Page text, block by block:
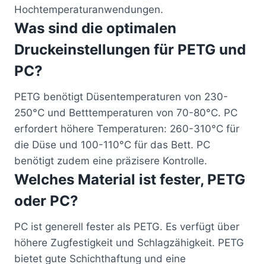
Hochtemperaturanwendungen.
Was sind die optimalen
Druckeinstellungen für PETG und
PC?
PETG benötigt Düsentemperaturen von 230-
250°C und Betttemperaturen von 70-80°C. PC
erfordert höhere Temperaturen: 260-310°C für
die Düse und 100-110°C für das Bett. PC
benötigt zudem eine präzisere Kontrolle.
Welches Material ist fester, PETG
oder PC?
PC ist generell fester als PETG. Es verfügt über
höhere Zugfestigkeit und Schlagzähigkeit. PETG
bietet gute Schichthaftung und eine